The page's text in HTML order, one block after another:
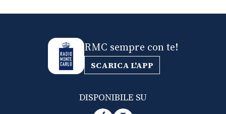
RMC sempre con te!
SCARICA L'APP
DISPONIBILE SU